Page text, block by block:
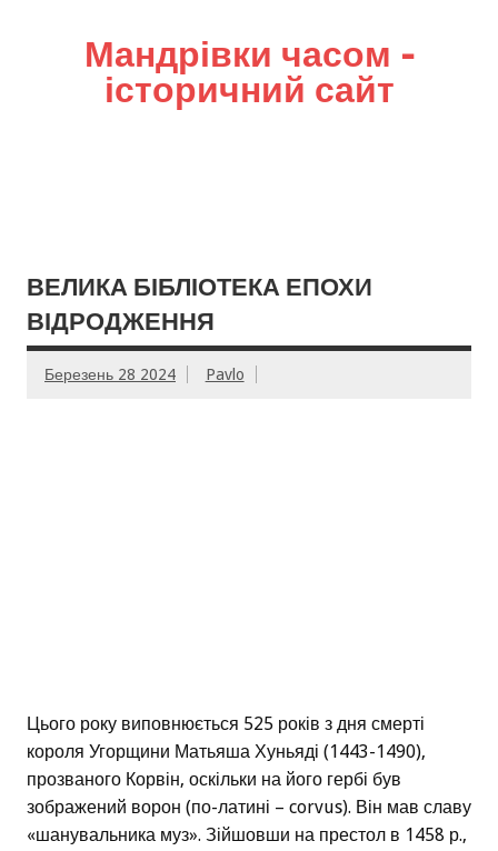
Мандрівки часом –
історичний сайт
ВЕЛИКА БІБЛІОТЕКА ЕПОХИ
ВІДРОДЖЕННЯ
Березень 28 2024 Pavlo
Цього року виповнюється 525 років з дня смерті
короля Угорщини Матьяша Хуньяді (1443-1490),
прозваного Корвін, оскільки на його гербі був
зображений ворон (по-латині – corvus). Він мав славу
«шанувальника муз». Зійшовши на престол в 1458 р.,